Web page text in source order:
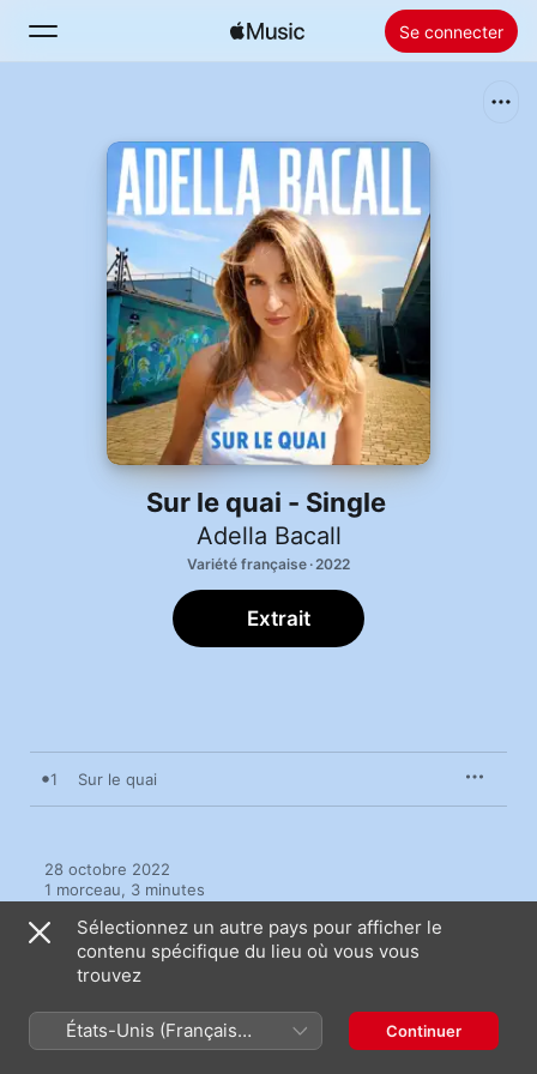
Se connecter
Accueil
Nouveautés
Radio
Installer Apple Music
Sur le quai - Single
Adella Bacall
Variété française · 2022
Extrait
1 Sur le quai
28 octobre 2022
1 morceau, 3 minutes
Plus de titres par Adella Bacall
Sélectionnez un autre pays pour afficher le
contenu spécifique du lieu où vous vous
trouvez
États-Unis (Français
France)
Continuer